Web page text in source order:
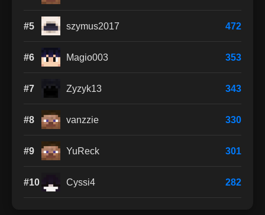
#5 szymus2017 472
#6 Magio003 353
#7 Zyzyk13 343
#8 vanzzie 330
#9 YuReck 301
#10 Cyssi4 282